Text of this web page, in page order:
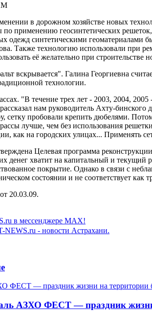
в дорожном хозяйстве новых
применению геосинтетических
синтетическими геоматериалами
Также технологию использовали при
её желательно при
вскрывается". Галина Георгиевна
технологии.
"В течение трех лет - 2003, 2004,
нам руководитель Ахту-
пробовали крепить дюбелями.
лучше, чем без использования
как на городских улицах... Применять
Целевая программа реконструкции
хватит на капитальный и текущий
покрытие. Однако в связи с
состоянии и не соответствует
20.03.09.
в мессенджере MAX!
NEWS.ru - новости Астрахани.
АЗХО ФЕСТ — праздник